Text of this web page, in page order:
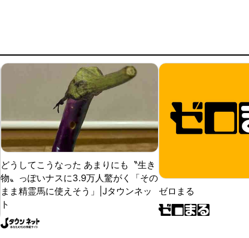
どうしてこうなった あまりにも〝生き
物〟っぽいナスに3.9万人驚がく「その
まま精霊馬に使えそう」|Jタウンネッ
ト
ゼロまる